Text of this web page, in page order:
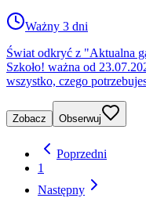
Ważny 3 dni
Świat odkryć z "Aktualna
Szkoło! ważna od
wszystko, czego
Zobacz Obserwuj
Poprzedni
1
Następny